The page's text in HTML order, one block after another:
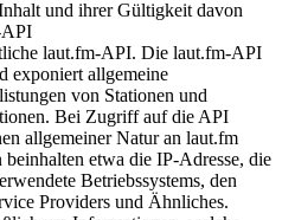
und ihrer Gültigkeit davon
API
laut.fm-API. Die laut.fm-API
exponiert allgemeine
von Stationen und
Bei Zugriff auf die API
allgemeiner Natur an laut.fm
etwa die IP-Adresse, die
Betriebssystems, den
Providers und Ähnliches.